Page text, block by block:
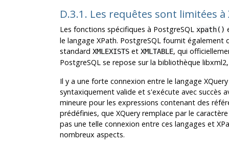
D.3.1. Les requêtes sont limitées
Les fonctions spécifiques à PostgreSQL xpath()
le langage XPath. PostgreSQLfournit également
standard XMLEXISTSet XMLTABLE, qui
PostgreSQLse repose sur la bibliothèque libxml2
Il y a une forte connexion entre le langage
syntaxiquement valide et s'exécute avec succès
mineure pour les expressions contenant des
prédéfinies, que XQuery remplace par le
pas une telle connexion entre ces langages et
nombreux aspects.